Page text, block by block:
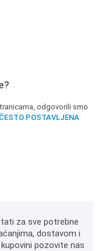
odgovorili smo
ČESTO POSTAVLJENA
za sve potrebne
dostavom i
pozovite nas